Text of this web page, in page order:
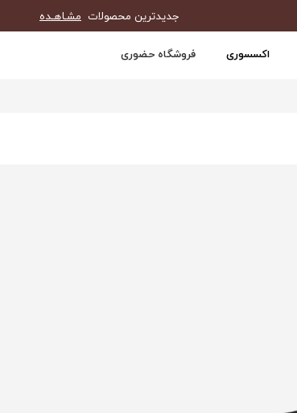
جدیدترین محصولات مشـاهـده
اکسسوری فروشگاه حضوری